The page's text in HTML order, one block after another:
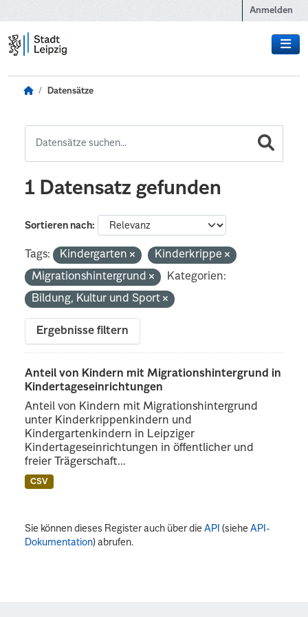
Anmelden
Datensätze
1 Datensatz gefunden
Sortieren nach
Tags: Kindergarten
Kinderkrippe
Migrationshintergrund
Kategorien:
Bildung, Kultur und Sport
Ergebnisse filtern
Anteil von Kindern mit Migrationshintergrund in
Kindertageseinrichtungen
Anteil von Kindern mit Migrationshintergrund
unter Kinderkrippenkindern und
Kindergartenkindern in Leipziger
Kindertageseinrichtungen in öffentlicher und
freier Trägerschaft...
CSV
Sie können dieses Register auch über dieAPI (sieheAPI-
Dokumentation) abrufen.